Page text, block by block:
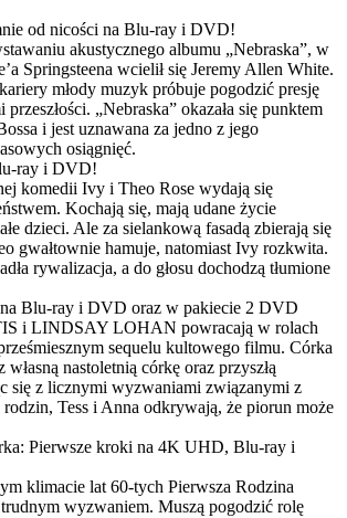
od nicości na Blu-ray i DVD!
akustycznego albumu „Nebraska”, w
Springsteena wcielił się Jeremy Allen White.
młody muzyk próbuje pogodzić presję
przeszłości. „Nebraska” okazała się punktem
i jest uznawana za jedno z jego
osiągnięć.
ray i DVD!
komedii Ivy i Theo Rose wydają się
Kochają się, mają udane życie
dzieci. Ale za sielankową fasadą zbierają się
gwałtownie hamuje, natomiast Ivy rozkwita.
rywalizacja, a do głosu dochodzą tłumione
Blu-ray i DVD oraz w pakiecie 2 DVD
i LINDSAY LOHAN powracają w rolach
sequelu kultowego filmu. Córka
własną nastoletnią córkę oraz przyszłą
się z licznymi wyzwaniami związanymi z
rodzin, Tess i Anna odkrywają, że piorun może
Pierwsze kroki na 4K UHD, Blu-ray i
klimacie lat 60-tych Pierwsza Rodzina
wyzwaniem. Muszą pogodzić rolę